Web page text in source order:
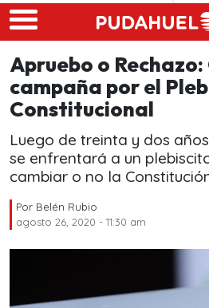
Skip to main content
Apruebo o
campaña por el
Constitucional
Luego de treinta y dos
se enfrentará a un
cambiar o no la
Por Belén Rubio
agosto 26, 2020 - 11:30 am